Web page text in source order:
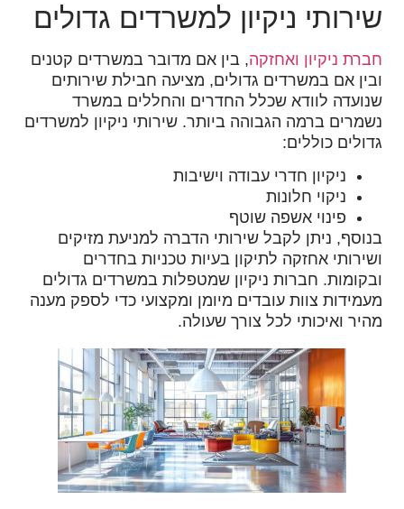
שירותי ניקיון למשרדים גדולים
חברת ניקיון ואחזקה, בין אם מדובר במשרדים קטנים
ובין אם במשרדים גדולים, מציעה חבילת שירותים
שנועדה לוודא שכלל החדרים והחללים במשרד
נשמרים ברמה הגבוהה ביותר. שירותי ניקיון למשרדים
גדולים כוללים:
ניקיון חדרי עבודה וישיבות
ניקוי חלונות
פינוי אשפה שוטף
בנוסף, ניתן לקבל שירותי הדברה למניעת מזיקים
ושירותי אחזקה לתיקון בעיות טכניות בחדרים
ובקומות. חברות ניקיון שמטפלות במשרדים גדולים
מעמידות צוות עובדים מיומן ומקצועי כדי לספק מענה
מהיר ואיכותי לכל צורך שעולה.